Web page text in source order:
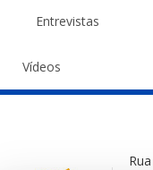
Entrevistas
Vídeos